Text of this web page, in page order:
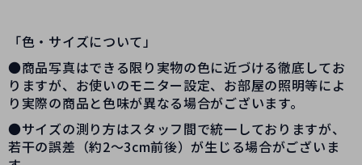
「色・サイズについて」
●商品写真はできる限り実物の色に近づける徹底してお
りますが、お使いのモニター設定、お部屋の照明等によ
り実際の商品と色味が異なる場合がございます。
●サイズの測り方はスタッフ間で統一しておりますが、
若干の誤差（約2～3cm前後）が生じる場合がございま